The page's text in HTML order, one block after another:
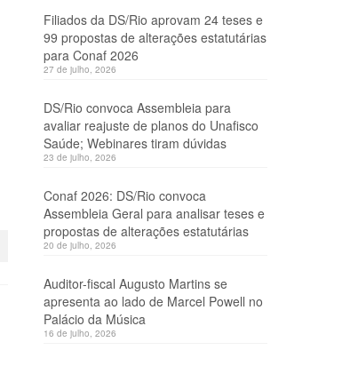
Filiados da DS/Rio aprovam 24 teses e
99 propostas de alterações estatutárias
para Conaf 2026
27 de julho, 2026
DS/Rio convoca Assembleia para
avaliar reajuste de planos do Unafisco
Saúde; Webinares tiram dúvidas
23 de julho, 2026
Conaf 2026: DS/Rio convoca
Assembleia Geral para analisar teses e
propostas de alterações estatutárias
20 de julho, 2026
Auditor-fiscal Augusto Martins se
apresenta ao lado de Marcel Powell no
Palácio da Música
16 de julho, 2026